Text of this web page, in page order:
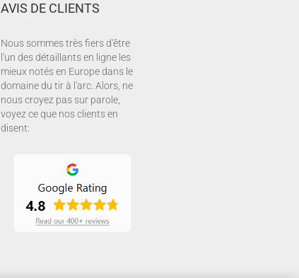
AVIS DE CLIENTS
Nous sommes très fiers d'être
l'un des détaillants en ligne les
mieux notés en Europe dans le
domaine du tir à l'arc. Alors, ne
nous croyez pas sur parole,
voyez ce que nos clients en
disent: